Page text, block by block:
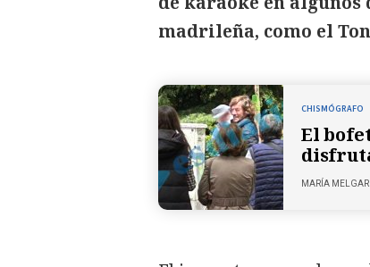
madrileña, como el
CHISMÓGRAFO
El
MARÍA MELGAR